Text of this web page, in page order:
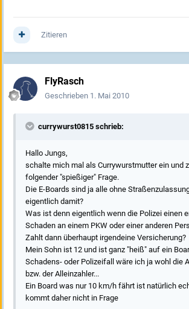
Zitieren
FlyRasch
Geschrieben 1. Mai 2010
currywurst0815 schrieb:
Hallo Jungs,
schalte mich mal als Currywurstmutter ein und
folgender "spießiger" Frage.
Die E-Boards sind ja alle ohne
eigentlich damit?
Was ist denn eigentlich wenn die Polizei einen
Schaden an einem PKW oder einer anderen
Zahlt dann überhaupt irgendeine Versicherung?
Mein Sohn ist 12 und ist ganz "heiß" auf ein
Schadens- oder Polizeifall wäre ich ja wohl die
bzw. der Alleinzahler...
Ein Board was nur 10 km/h fährt ist natürlich
kommt daher nicht in Frage